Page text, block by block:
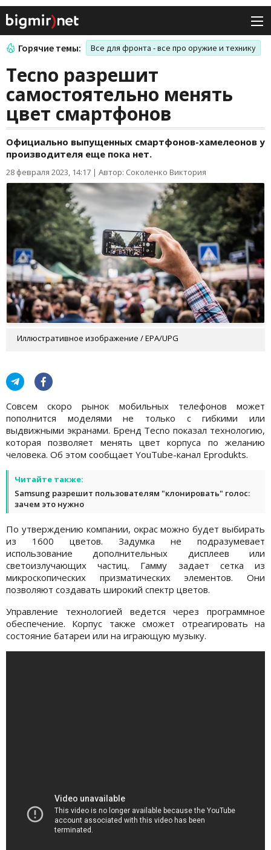
Горячие темы: Все для фронта - все про оружие и технику
Tecno разрешит
самостоятельно менять
цвет смартфонов
Официально выпущенных смартфонов-хамелеонов у
производителя еще пока нет.
28 февраля 2023, 14:17 | Автор: Соколенко Виктория
Иллюстративное изображение / EPA/UPG
Совсем скоро рынок мобильных телефонов может
пополнится моделями не только с гибкими или
выдвижными экранами. Бренд Tecno показал технологию,
которая позволяет менять цвет корпуса по желанию
человека. Об этом сообщает YouTube-канал Eprodukts.
Читайте также:
Samsung разрешит пользователям "клонировать" голос:
зачем это нужно
По утверждению компании, окрас можно будет выбирать
из 1600 цветов. Задумка не подразумевает
использование дополнительных дисплеев или
светоизлучающих частиц. Гамму задает сетка из
микроскопических призматических элементов. Они
позволяют создавать широкий спектр цветов.
Управление технологией ведется через программное
обеспечение. Корпус также сможет отреагировать на
состояние батареи или на играющую музыку.